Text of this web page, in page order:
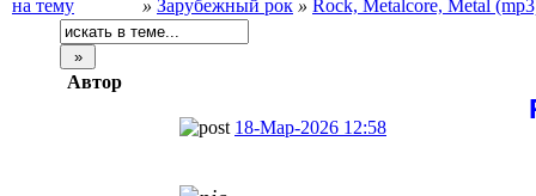
» Зарубежный рок » Rock, Metalcore, Metal
Автор
18-Мар-2026 12:58